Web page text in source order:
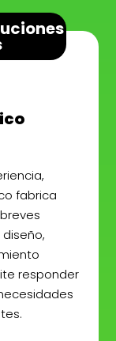
fabrica
responder